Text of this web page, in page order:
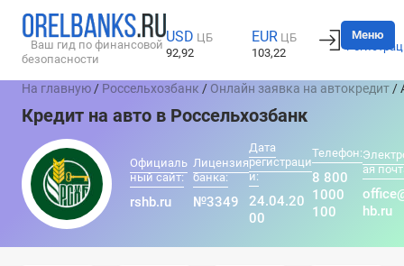
Ваш гид по финансовой
безопасности
USD ЦБ
92,92
EUR ЦБ
103,22
Вход
Меню
На главную / Россельхозбанк / Онлайн заявка на автокредит /
Кредит на авто в Россельхозбанк
Официаль
ный сайт:
rshb.ru
Лицензия
банка:
№3349
Дата
регистраци
и:
24.04.20
00
Телефон:
8 800
1000
100
ая
hb.ru